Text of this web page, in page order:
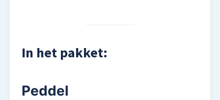
In het pakket:
Peddel